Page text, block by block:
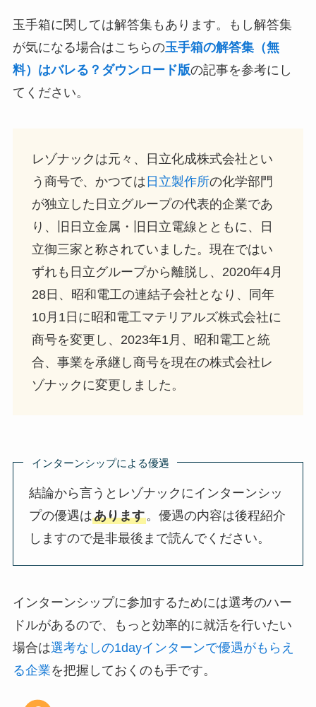
玉手箱に関しては解答集もあります。もし解答集
が気になる場合はこちらの玉手箱の解答集（無
料）はバレる？ダウンロード版の記事を参考にし
てください。
レゾナックは元々、日立化成株式会社とい
う商号で、かつては 日立製作所の化学部門
が独立した日立グループの代表的企業であ
り、旧日立金属・旧日立電線とともに、日
立御三家と称されていました。現在ではい
ずれも日立グループから離脱し、2020年4月
28日、昭和電工の連結子会社となり、同年
10月1日に昭和電工マテリアルズ株式会社に
商号を変更し、2023年1月、昭和電工と統
合、事業を承継し商号を現在の株式会社レ
ゾナックに変更しました。
インターンシップによる優遇
結論から言うとレゾナックにインターンシッ
プの優遇はあります。優遇の内容は後程紹介
しますので是非最後まで読んでください。
インターンシップに参加するためには選考のハー
ドルがあるので、もっと効率的に就活を行いたい
場合は選考なしの1dayインターンで優遇がもらえ
る企業を把握しておくのも手です。